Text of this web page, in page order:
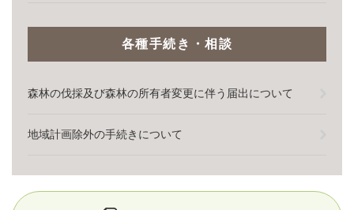
各種手続き・相談
森林の伐採及び森林の所有者変更に伴う届出について
地域計画除外の手続きについて